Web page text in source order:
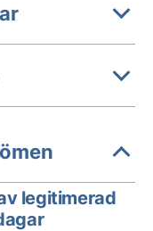
legitimerad